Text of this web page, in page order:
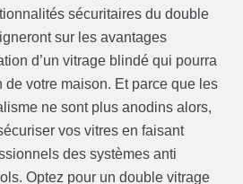
sécuritaires du double
sur les avantages
d’un vitrage blindé qui pourra
de votre maison. Et parce que les
ne sont plus anodins alors,
vos vitres en faisant
des systèmes anti
Optez pour un double vitrage